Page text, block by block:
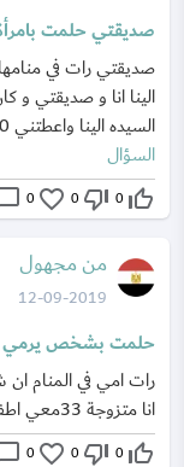
صديقتي حلمت
صديقتي رات في
الينا انا و صديقتي و
السيده الينا واعطتني 20 دينارا و قالت لي تقاسميها ان...
السؤال
thumb_up_off_alt
0
thumb_down_off_alt
0
favorite_border
0
من مجهول
12-09-2019
حلمت بشخص يرمي
رات امي في المنام
انا متزوجة 33معي اطفال)
thumb_up_off_alt
0
thumb_down_off_alt
0
favorite_border
0